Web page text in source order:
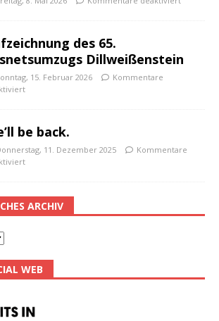
des 65.
Dillweißenstein
15. Februar 2026
Kommentare
be back.
11. Dezember 2025
Kommentare
ARCHIV
WEB